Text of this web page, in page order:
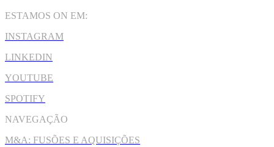
ESTAMOS ON EM:
INSTAGRAM
LINKEDIN
YOUTUBE
SPOTIFY
NAVEGAÇÃO
M&A: FUSÕES E AQUISIÇÕES